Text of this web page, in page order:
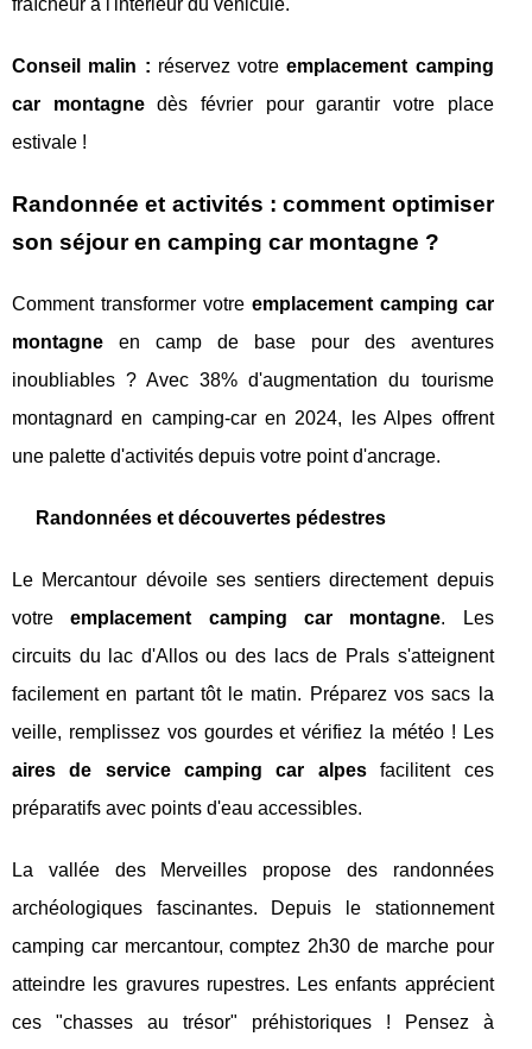
fraîcheur à l'intérieur du véhicule.
Conseil malin : réservez votreemplacement camping
car montagnedès février pour garantir votre place
estivale !
Randonnée et activités : comment optimiser
son séjour en camping car montagne ?
Comment transformer votre emplacement camping car
montagne en camp de base pour des aventures
inoubliables ? Avec 38% d'augmentation du tourisme
montagnard en camping-car en 2024, les Alpes offrent
une palette d'activités depuis votre point d'ancrage.
Randonnées et découvertes pédestres
Le Mercantour dévoile ses sentiers directement depuis
votreemplacement camping car montagne. Les
circuits du lac d'Allos ou des lacs de Prals s'atteignent
facilement en partant tôt le matin. Préparez vos sacs la
veille, remplissez vos gourdes et vérifiez la météo ! Les
aires de service camping car alpesfacilitent ces
préparatifs avec points d'eau accessibles.
La vallée des Merveilles propose des randonnées
archéologiques fascinantes. Depuis le stationnement
camping car mercantour, comptez 2h30 de marche pour
atteindre les gravures rupestres. Les enfants apprécient
ces "chasses au trésor" préhistoriques ! Pensez à